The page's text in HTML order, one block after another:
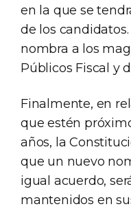
en la que se
de los
nombra a los
Públicos Fiscal y
Finalmente, en
que estén
años, la
que un nuevo
igual acuerdo,
mantenidos en